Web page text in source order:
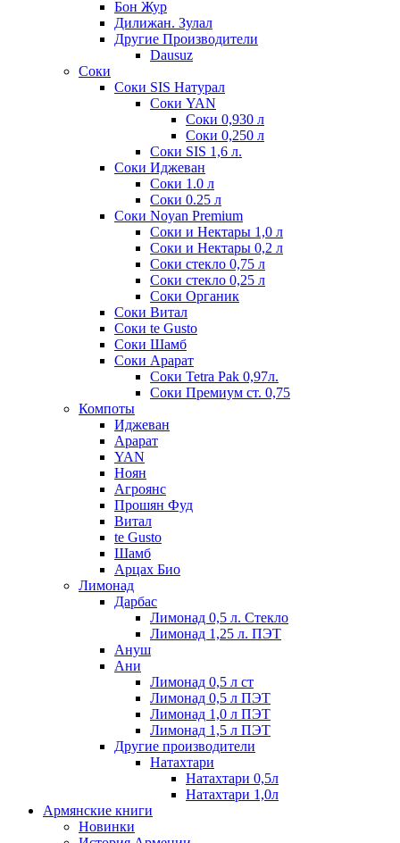
Бон Жур
Дилижан. Зулал
Другие Производители
Dausuz
Соки
Соки SIS Натурал
Соки YAN
Соки 0,930 л
Соки 0,250 л
Соки SIS 1,6 л.
Соки Иджеван
Соки 1.0 л
Соки 0.25 л
Соки Noyan Premium
Соки и Нектары 1,0 л
Соки и Нектары 0,2 л
Соки стекло 0,75 л
Соки стекло 0,25 л
Соки Органик
Соки Витал
Соки te Gusto
Соки Шамб
Соки Арарат
Соки Tetra Pak 0,97л.
Соки Премиум ст. 0,75
Компоты
Иджеван
Арарат
YAN
Ноян
Агроянс
Прошян Фуд
Витал
te Gusto
Шамб
Арцах Био
Лимонад
Дарбас
Лимонад 0,5 л. Стекло
Лимонад 1,25 л. ПЭТ
Ануш
Ани
Лимонад 0,5 л ст
Лимонад 0,5 л ПЭТ
Лимонад 1,0 л ПЭТ
Лимонад 1,5 л ПЭТ
Другие производители
Натахтари
Натахтари 0,5л
Натахтари 1,0л
Армянские книги
Новинки